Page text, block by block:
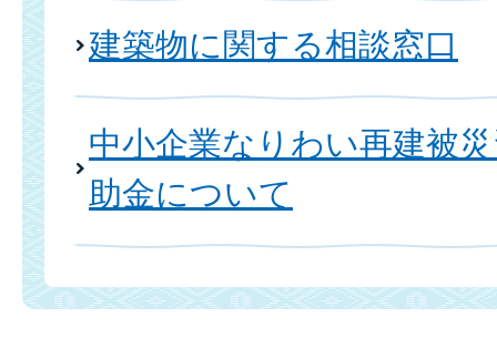
建築物に関する相談窓口
中小企業なりわい再建被
助金について